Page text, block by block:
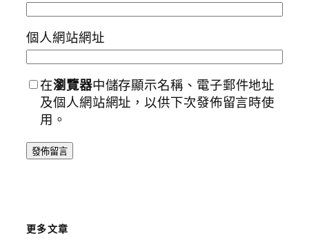
個人網站網址
在瀏覽器中儲存顯示名稱、電子郵件地址
及個人網站網址，以供下次發佈留言時使
用。
更多文章